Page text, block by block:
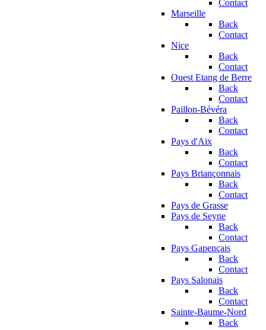
Contact
Marseille
Back
Contact
Nice
Back
Contact
Ouest Etang de Berre
Back
Contact
Paillon-Bévéra
Back
Contact
Pays d'Aix
Back
Contact
Pays Briançonnais
Back
Contact
Pays de Grasse
Pays de Seyne
Back
Contact
Pays Gapençais
Back
Contact
Pays Salonais
Back
Contact
Sainte-Baume-Nord
Back